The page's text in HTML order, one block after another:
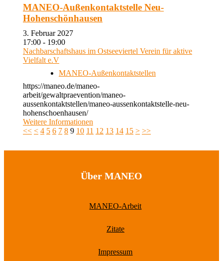
MANEO-Außenkontaktstelle Neu-
Hohenschönhausen
3. Februar 2027
17:00 - 19:00
Nachbarschaftshaus im Ostseeviertel Verein für aktive
Vielfalt e.V
MANEO-Außenkontaktstellen
https://maneo.de/maneo-
arbeit/gewaltpraevention/maneo-
aussenkontaktstellen/maneo-aussenkontaktstelle-neu-
hohenschoenhausen/
Weitere Informationen
<< < 4 5 6 7 8 9 10 11 12 13 14 15 > >>
Über MANEO
MANEO-Arbeit
Zitate
Impressum